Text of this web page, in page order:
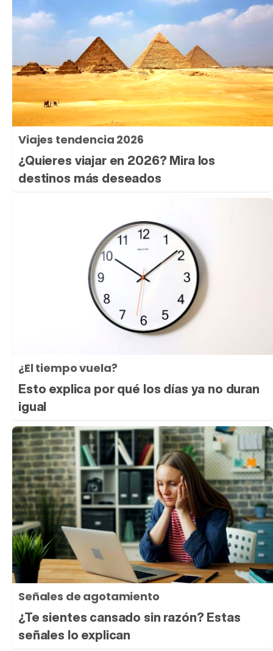
Viajes tendencia 2026
¿Quieres viajar en 2026? Mira los
destinos más deseados
¿El tiempo vuela?
Esto explica por qué los días ya no duran
igual
Señales de agotamiento
¿Te sientes cansado sin razón? Estas
señales lo explican